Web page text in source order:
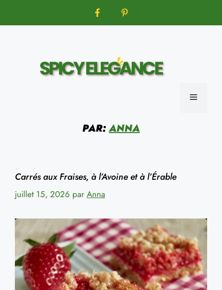
MENU
PAR:ANNA
Carrés aux Fraises, à l’Avoine et à l’Érable
juillet 15, 2026 par Anna